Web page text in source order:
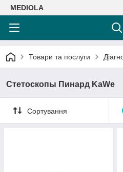
MEDIOLA
Товари та послуги
Стетоскопы Пинард KaWe
Сортування